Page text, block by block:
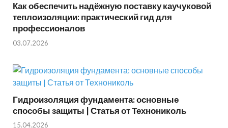
Как обеспечить надёжную поставку каучуковой
теплоизоляции: практический гид для
профессионалов
03.07.2026
Гидроизоляция фундамента: основные
способы защиты | Статья от Технониколь
15.04.2026